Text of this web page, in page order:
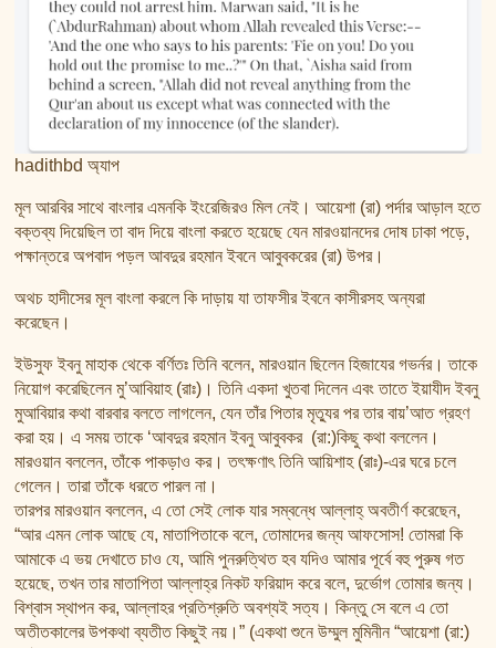
hadithbd অ্যাপ
মূল আরবির সাথে বাংলার এমনকি ইংরেজিরও মিল নেই। আয়েশা (রা) পর্দার আড়াল হতে
বক্তব্য দিয়েছিল তা বাদ দিয়ে বাংলা করতে হয়েছে যেন মারওয়ানদের দোষ ঢাকা পড়ে,
পক্ষান্তরে অপবাদ পড়ল আবদুর রহমান ইবনে আবুবকরের (রা) উপর।
অথচ হাদীসের মূল বাংলা করলে কি দাড়ায় যা তাফসীর ইবনে কাসীরসহ অন্যরা
করেছেন।
ইউসুফ ইবনু মাহাক থেকে বর্ণিতঃ তিনি বলেন, মারওয়ান ছিলেন হিজাযের গভর্নর। তাকে
নিয়োগ করেছিলেন মু’আবিয়াহ (রাঃ)। তিনি একদা খুতবা দিলেন এবং তাতে ইয়াযীদ ইবনু
মুআবিয়ার কথা বারবার বলতে লাগলেন, যেন তাঁর পিতার মৃত্যুর পর তার বায়’আত গ্রহণ
করা হয়। এ সময় তাকে ‘আবদুর রহমান ইবনু আবুবকর (রা:)কিছু কথা বললেন।
মারওয়ান বললেন, তাঁকে পাকড়াও কর। তৎক্ষণাৎ তিনি আয়িশাহ (রাঃ)-এর ঘরে চলে
গেলেন। তারা তাঁকে ধরতে পারল না।
তারপর মারওয়ান বললেন, এ তো সেই লোক যার সম্বন্ধে আল্লাহ্ অবতীর্ণ করেছেন,
“আর এমন লোক আছে যে, মাতাপিতাকে বলে, তোমাদের জন্য আফসোস! তোমরা কি
আমাকে এ ভয় দেখাতে চাও যে, আমি পুনরুত্থিত হব যদিও আমার পূর্বে বহু পুরুষ গত
হয়েছে, তখন তার মাতাপিতা আল্লাহ্র নিকট ফরিয়াদ করে বলে, দুর্ভোগ তোমার জন্য।
বিশ্বাস স্থাপন কর, আল্লাহর প্রতিশ্রুতি অবশ্যই সত্য। কিন্তু সে বলে এ তো
অতীতকালের উপকথা ব্যতীত কিছুই নয়।” (একথা শুনে উম্মুল মুমিনীন “আয়েশা (রা:)